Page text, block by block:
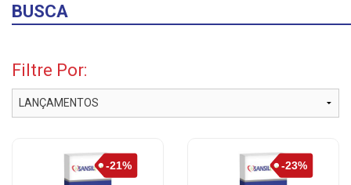
BUSCA
Filtre Por: